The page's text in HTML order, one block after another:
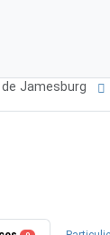
Jamesburg